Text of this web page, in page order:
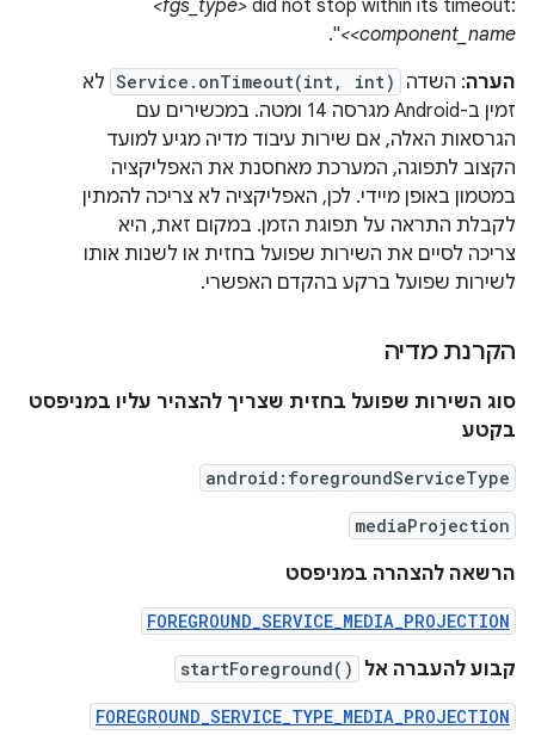
<fgs_type> did not stop within its timeout:
<component_name>
".
הערה: השדה Service.onTimeout(int, int) לא
זמין ב-Android מגרסה 14 ומטה. במכשירים עם
הגרסאות האלה, אם שירות עיבוד מדיה מגיע למועד
הקצוב לתפוגה, המערכת מאחסנת את האפליקציה
במטמון באופן מיידי. לכן, האפליקציה לא צריכה להמתין
לקבלת התראה על תפוגת הזמן. במקום זאת, היא
צריכה לסיים את השירות שפועל בחזית או לשנות אותו
לשירות שפועל ברקע בהקדם האפשרי.
הקרנת מדיה
סוג השירות שפועל בחזית שצריך להצהיר עליו במניפסט
בקטע
android:foregroundServiceType
mediaProjection
הרשאה להצהרה במניפסט
FOREGROUND_SERVICE_MEDIA_PROJECTION
קבוע להעברה אל startForeground()
FOREGROUND_SERVICE_TYPE_MEDIA_PROJECTION